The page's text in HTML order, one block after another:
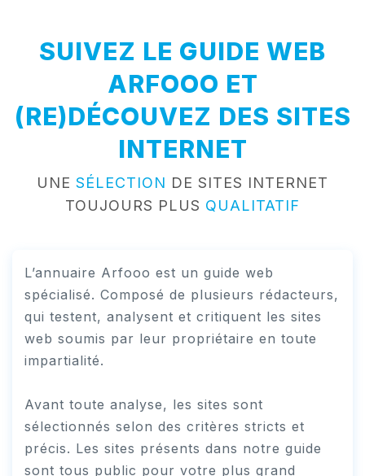
SUIVEZ LE GUIDE WEB
ARFOOO ET
(RE)DÉCOUVEZ DES SITES
INTERNET
UNE SÉLECTION DE SITES INTERNET
TOUJOURS PLUS QUALITATIF
L’annuaire Arfooo est un guide web
spécialisé. Composé de plusieurs rédacteurs,
qui testent, analysent et critiquent les sites
web soumis par leur propriétaire en toute
impartialité.
Avant toute analyse, les sites sont
sélectionnés selon des critères stricts et
précis. Les sites présents dans notre guide
sont tous public pour votre plus grand